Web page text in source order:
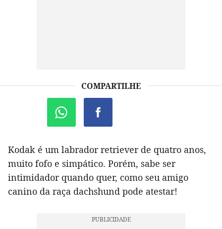
COMPARTILHE
Kodak é um labrador retriever de quatro anos,
muito fofo e simpático. Porém, sabe ser
intimidador quando quer, como seu amigo
canino da raça dachshund pode atestar!